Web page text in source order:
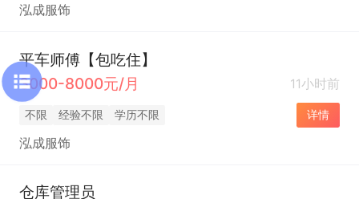
泓成服饰
平车师傅【包吃住】
3000-8000元/月
11小时前
不限 经验不限 学历不限 详情
泓成服饰
仓库管理员